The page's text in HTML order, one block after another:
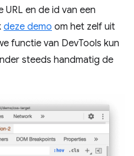
en de id van een
deze demo om het zelf uit
functie van DevTools kun
steeds handmatig de